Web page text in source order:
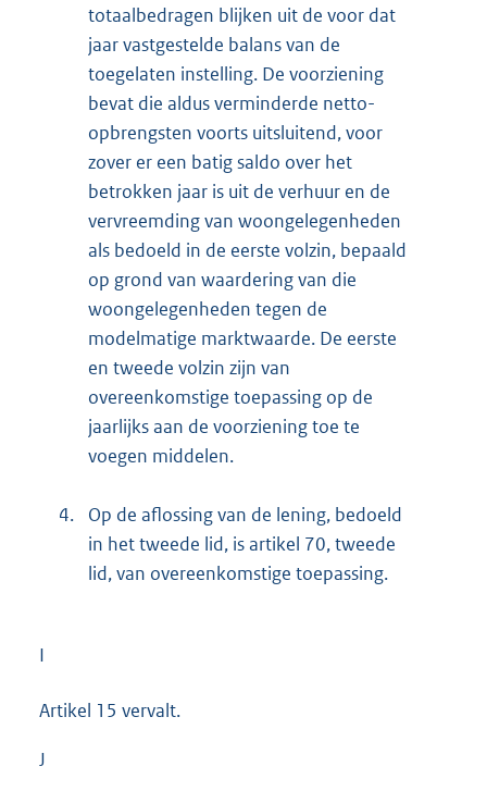
totaalbedragen blijken uit de voor dat
jaar vastgestelde balans van de
toegelaten instelling. De voorziening
bevat die aldus verminderde netto-
opbrengsten voorts uitsluitend, voor
zover er een batig saldo over het
betrokken jaar is uit de verhuur en de
vervreemding van woongelegenheden
als bedoeld in de eerste volzin, bepaald
op grond van waardering van die
woongelegenheden tegen de
modelmatige marktwaarde. De eerste
en tweede volzin zijn van
overeenkomstige toepassing op de
jaarlijks aan de voorziening toe te
voegen middelen.
4.
Op de aflossing van de lening, bedoeld
in het tweede lid, is artikel 70, tweede
lid, van overeenkomstige toepassing.
I
Artikel 15 vervalt.
J